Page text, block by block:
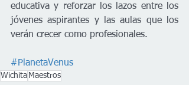
educativa y reforzar los lazos entre los
jóvenes aspirantes y las aulas que los
verán crecer como profesionales.
#PlanetaVenus
Wichita Maestros